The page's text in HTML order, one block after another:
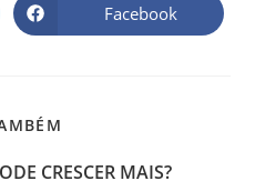
Facebook
CRESCER MAIS?